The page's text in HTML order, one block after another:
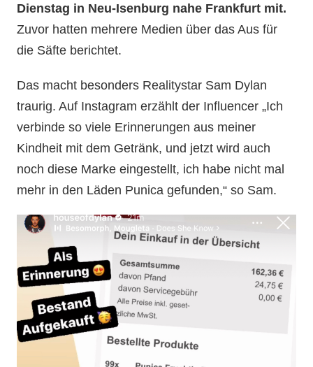
Dienstag in Neu-Isenburg nahe Frankfurt mit.
Zuvor hatten mehrere Medien über das Aus für
die Säfte berichtet.
Das macht besonders Realitystar Sam Dylan
traurig. Auf Instagram erzählt der Influencer „Ich
verbinde so viele Erinnerungen aus meiner
Kindheit mit dem Getränk, und jetzt wird auch
noch diese Marke eingestellt, ich habe nicht mal
mehr in den Läden Punica gefunden,“ so Sam.